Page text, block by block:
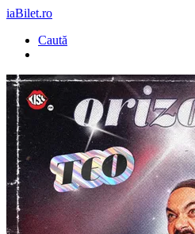
iaBilet.ro
Caută